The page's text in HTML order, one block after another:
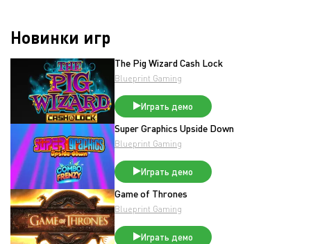
Новинки игр
The Pig Wizard Cash Lock
Blueprint Gaming
Играть демо
Super Graphics Upside Down
Blueprint Gaming
Играть демо
Game of Thrones
Blueprint Gaming
Играть демо